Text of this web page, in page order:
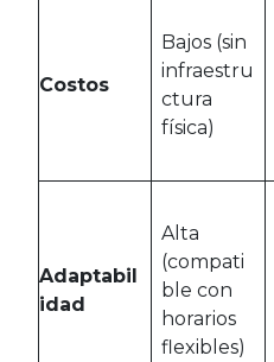
Costos
Bajos (sin
infraestru
ctura
física)
Adaptabil
idad
Alta
(compati
ble con
horarios
flexibles)